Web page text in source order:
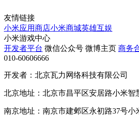
友情链接
小米应用商店小米商城英雄互娱
小米游戏中心
开发者平台 微信公众号 微博主页 商务
010-60606666
开发者：北京瓦力网络科技有限公司
北京地址：北京市昌平区安居路小米智
南京地址：南京市建邺区永初路37号小